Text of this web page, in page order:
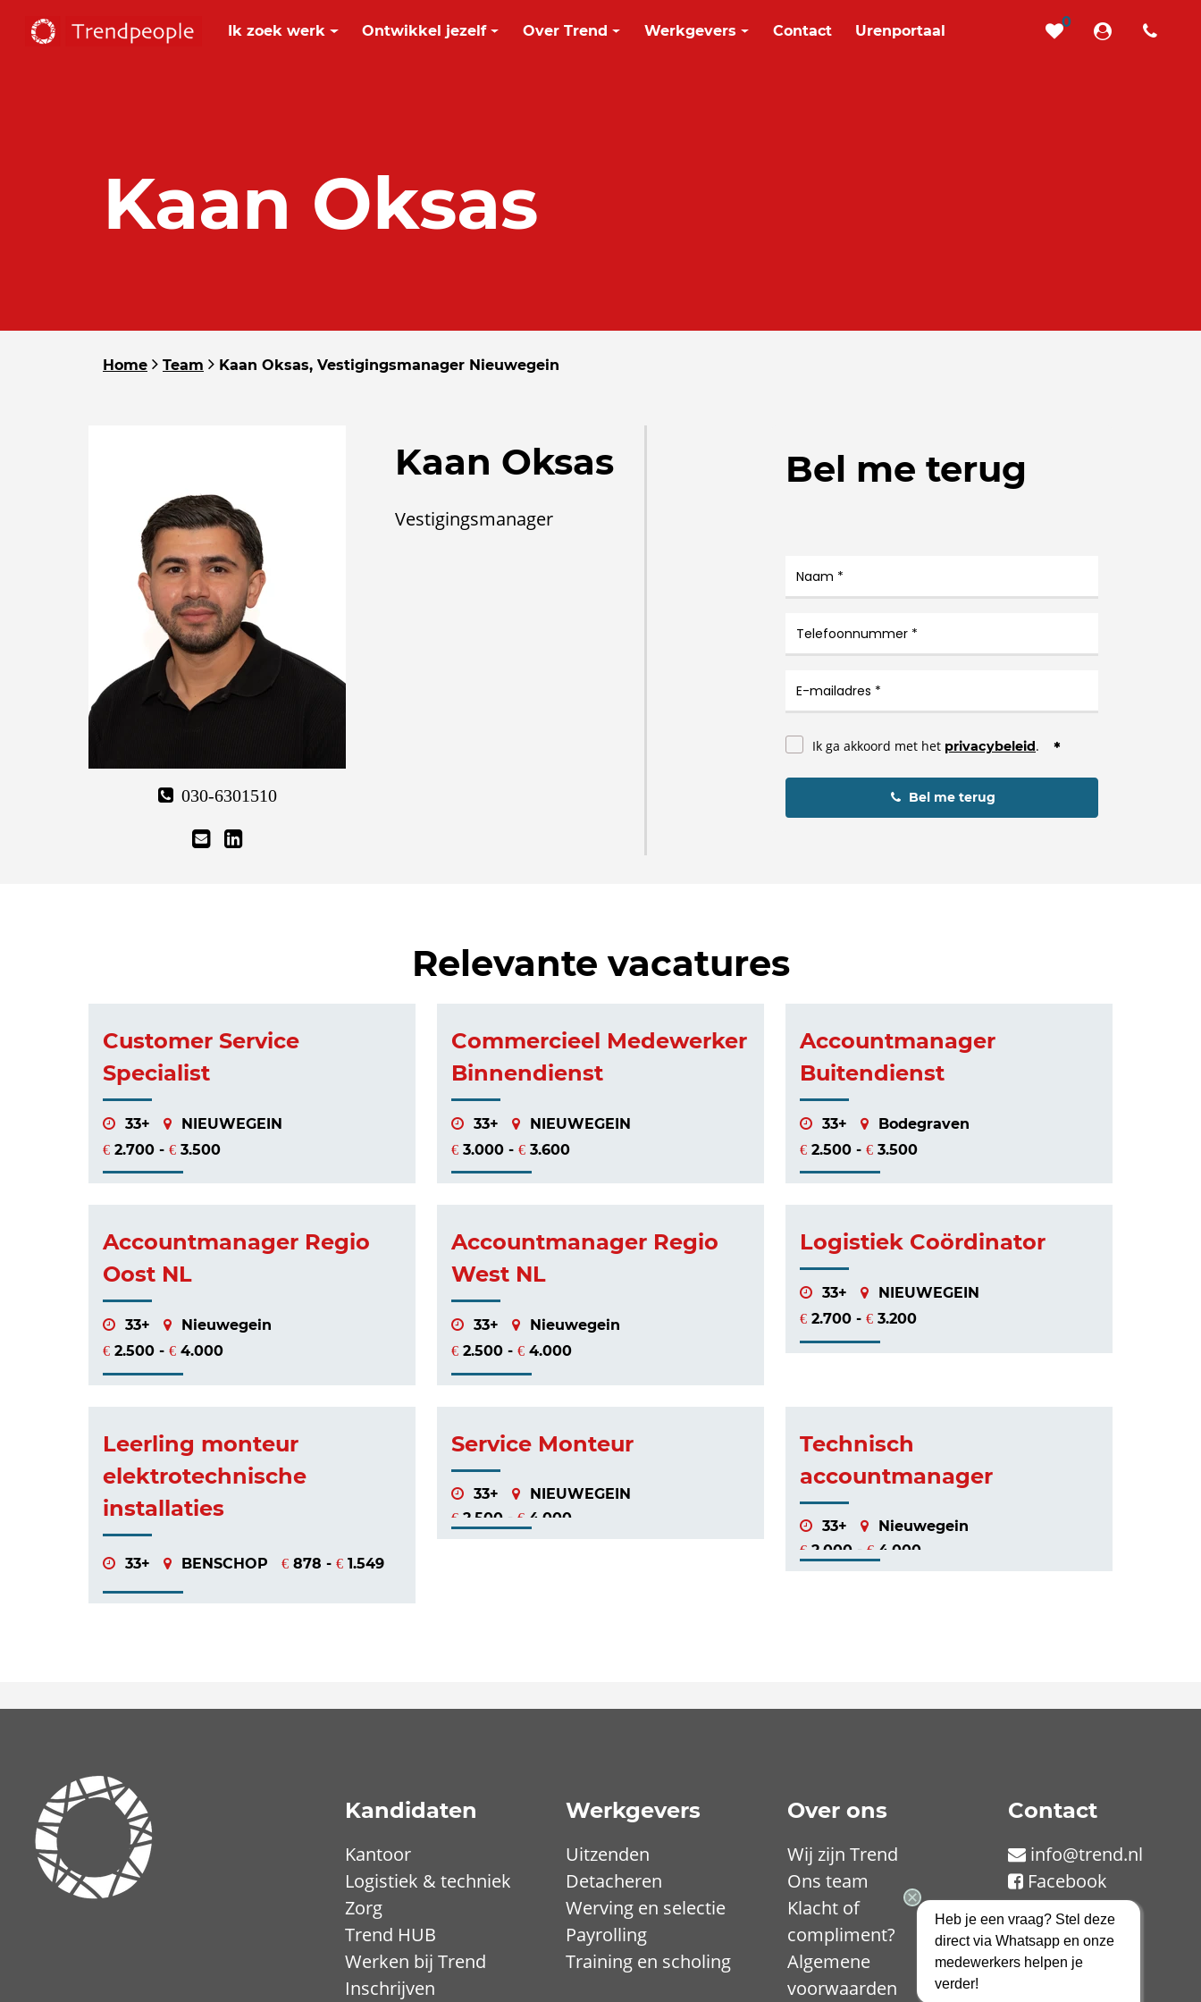
Ik zoek werk Ontwikkel jezelf Over Trend Werkgevers Contact Urenportaal
0
Kaan Oksas
Home Team Kaan Oksas, Vestigingsmanager Nieuwegein
030-6301510
Kaan Oksas
Vestigingsmanager
Bel me terug
Ik ga akkoord met het privacybeleid.
Bel me terug
Relevante vacatures
Customer Service
Specialist
33+ NIEUWEGEIN
€ 2.700 - € 3.500
Commercieel Medewerker
Binnendienst
33+ NIEUWEGEIN
€ 3.000 - € 3.600
Accountmanager
Buitendienst
33+ Bodegraven
€ 2.500 - € 3.500
Accountmanager Regio
Oost NL
33+ Nieuwegein
€ 2.500 - € 4.000
Accountmanager Regio
West NL
33+ Nieuwegein
€ 2.500 - € 4.000
Logistiek Coördinator
33+ NIEUWEGEIN
€ 2.700 - € 3.200
Leerling monteur
elektrotechnische
installaties
33+ BENSCHOP € 878 - € 1.549
Service Monteur
33+ NIEUWEGEIN
€ 2.500 - € 4.000
Technisch
accountmanager
33+ Nieuwegein
€ 2.000 - € 4.000
Kandidaten
Kantoor
Logistiek & techniek
Zorg
Trend HUB
Werken bij Trend
Inschrijven
Werkgevers
Uitzenden
Detacheren
Werving en selectie
Payrolling
Training en scholing
Over ons
Wij zijn Trend
Ons team
Klacht of
compliment?
Algemene
voorwaarden
Contact
info@trend.nl
Facebook
LinkedIn
Instagram
TikTok
Heb je een vraag? Stel deze
direct via Whatsapp en onze
medewerkers helpen je
verder!